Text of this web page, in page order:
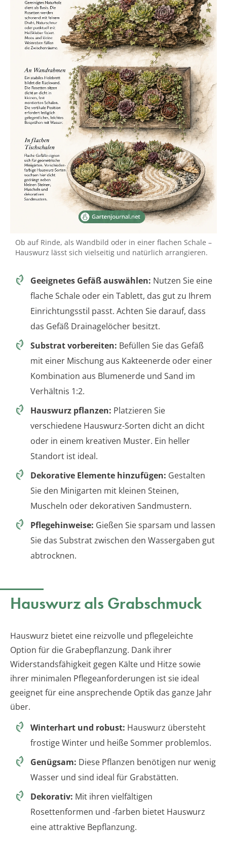
Ob auf Rinde, als Wandbild oder in einer flachen Schale –
Hauswurz lässt sich vielseitig und natürlich arrangieren.
Geeignetes Gefäß auswählen: Nutzen Sie eine
flache Schale oder ein Tablett, das gut zu Ihrem
Einrichtungsstil passt. Achten Sie darauf, dass
das Gefäß Drainagelöcher besitzt.
Substrat vorbereiten: Befüllen Sie das Gefäß
mit einer Mischung aus Kakteenerde oder einer
Kombination aus Blumenerde und Sand im
Verhältnis 1:2.
Hauswurz pflanzen: Platzieren Sie
verschiedene Hauswurz-Sorten dicht an dicht
oder in einem kreativen Muster. Ein heller
Standort ist ideal.
Dekorative Elemente hinzufügen: Gestalten
Sie den Minigarten mit kleinen Steinen,
Muscheln oder dekorativen Sandmustern.
Pflegehinweise: Gießen Sie sparsam und lassen
Sie das Substrat zwischen den Wassergaben gut
abtrocknen.
Hauswurz als Grabschmuck
Hauswurz bietet eine reizvolle und pflegeleichte
Option für die Grabepflanzung. Dank ihrer
Widerstandsfähigkeit gegen Kälte und Hitze sowie
ihrer minimalen Pflegeanforderungen ist sie ideal
geeignet für eine ansprechende Optik das ganze Jahr
über.
Winterhart und robust: Hauswurz übersteht
frostige Winter und heiße Sommer problemlos.
Genügsam: Diese Pflanzen benötigen nur wenig
Wasser und sind ideal für Grabstätten.
Dekorativ: Mit ihren vielfältigen
Rosettenformen und -farben bietet Hauswurz
eine attraktive Bepflanzung.